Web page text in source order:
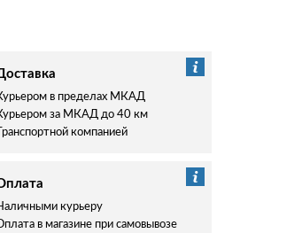
в пределах МКАД
за МКАД до 40 км
Транспортной компанией
курьеру
в магазине при самовывозе